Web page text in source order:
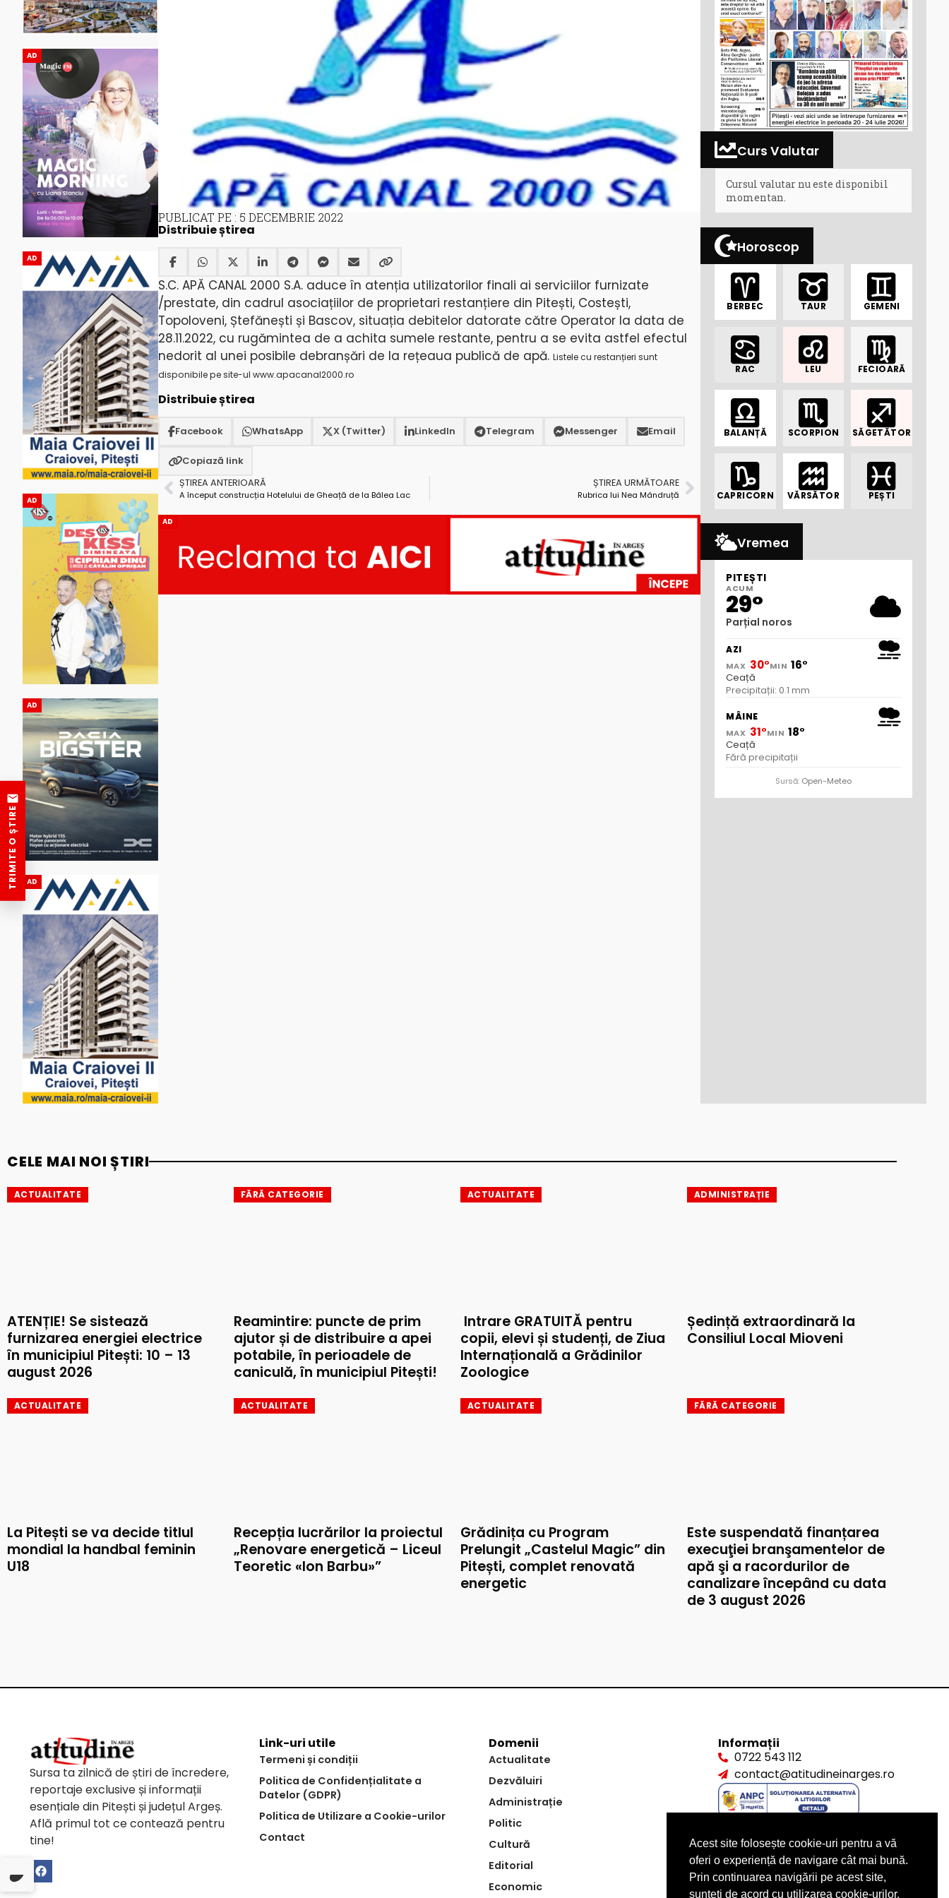
AD
AD
AD
AD
AD
PUBLICAT PE : 5 DECEMBRIE 2022
Distribuie știrea
S.C. APĂ CANAL 2000 S.A. aduce în atenția utilizatorilor finali ai serviciilor furnizate
/prestate, din cadrul asociațiilor de proprietari restanțiere din Pitești, Costești,
Topoloveni, Ștefănești și Bascov, situația debitelor datorate către Operator la data de
28.11.2022, cu rugămintea de a achita sumele restante, pentru a se evita astfel efectul
nedorit al unei posibile debranșări de la rețeaua publică de apă. Listele cu restanțieri sunt
disponibile pe site-ul www.apacanal2000.ro
Distribuie știrea
Facebook WhatsApp X (Twitter) LinkedIn Telegram Messenger Email
Copiază link
ȘTIREA ANTERIOARĂ
A început construcția Hotelului de Gheață de la Bâlea Lac
ȘTIREA URMĂTOARE
Rubrica lui Nea Mândruță
AD
Curs Valutar
Cursul valutar nu este disponibil
momentan.
Horoscop
BERBEC TAUR GEMENI
RAC LEU FECIOARĂ
BALANȚĂ SCORPION SĂGETĂTOR
CAPRICORN VĂRSĂTOR PEȘTI
Vremea
PITEȘTI
ACUM
29°
Parțial noros
AZI
MAX 30°MIN 16°
Ceață
Precipitații: 0.1 mm
MÂINE
MAX 31°MIN 18°
Ceață
Fără precipitații
Sursă: Open-Meteo
CELE MAI NOI ȘTIRI
ACTUALITATE
ATENȚIE! Se sistează
furnizarea energiei electrice
în municipiul Pitești: 10 – 13
august 2026
FĂRĂ CATEGORIE
Reamintire: puncte de prim
ajutor și de distribuire a apei
potabile, în perioadele de
caniculă, în municipiul Pitești!
ACTUALITATE
Intrare GRATUITĂ pentru
copii, elevi și studenți, de Ziua
Internațională a Grădinilor
Zoologice
ADMINISTRAȚIE
Ședință extraordinară la
Consiliul Local Mioveni
ACTUALITATE
La Pitești se va decide titlul
mondial la handbal feminin
U18
ACTUALITATE
Recepția lucrărilor la proiectul
„Renovare energetică – Liceul
Teoretic «Ion Barbu»”
ACTUALITATE
Grădinița cu Program
Prelungit „Castelul Magic” din
Pitești, complet renovată
energetic
FĂRĂ CATEGORIE
Este suspendată finanțarea
execuţiei branşamentelor de
apă şi a racordurilor de
canalizare începând cu data
de 3 august 2026
Sursa ta zilnică de știri de încredere,
reportaje exclusive și informații
esențiale din Pitești și județul Argeș.
Află primul tot ce contează pentru
tine!
Link-uri utile
Termeni și condiții
Politica de Confidențialitate a
Datelor (GDPR)
Politica de Utilizare a Cookie-urilor
Contact
Domenii
Actualitate
Dezvăluiri
Administrație
Politic
Cultură
Editorial
Economic
Informații
0722 543 112
contact@atitudineinarges.ro
TRIMITE O ȘTIRE
Acest site folosește cookie-uri pentru a vă
oferi o experiență de navigare cât mai bună.
Prin continuarea navigării pe acest site,
sunteți de acord cu utilizarea cookie-urilor.